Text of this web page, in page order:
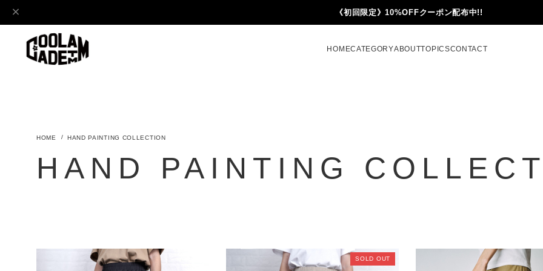
《初回限定》10%OFFクーポン配布中!!
HOMECATEGORYABOUTTOPICSCONTACT
HAND PAINTING COLLECTION
HAND PAINTING
SOLD OUT